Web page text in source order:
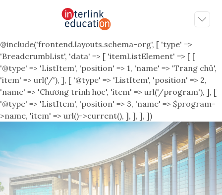
@include('frontend.layouts.schema-org', [ 'type' =>
'BreadcrumbList', 'data' => [ 'itemListElement' => [ [
'@type' => 'ListItem', 'position' => 1, 'name' => 'Trang chủ',
'item' => url('/'), ], [ '@type' => 'ListItem', 'position' => 2,
'name' => 'Chương trình học', 'item' => url('/program'), ], [
'@type' => 'ListItem', 'position' => 3, 'name' => $program-
>name, 'item' => url()->current(), ], ], ], ])